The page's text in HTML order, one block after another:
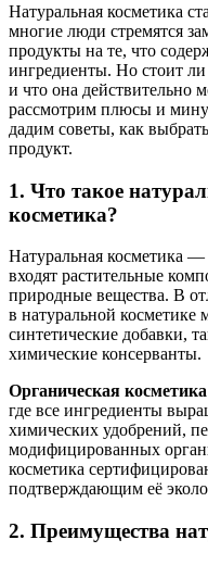
Натуральная косметика
многие люди стремятся
продукты на те, что
ингредиенты. Но стоит ли
и что она действительно
рассмотрим плюсы и
дадим советы, как
продукт.
1. Что такое
косметика?
Натуральная косметика —
входят растительные
природные вещества. В
в натуральной косметике
синтетические добавки,
химические консерванты.
Органическая косметика
где все ингредиенты
химических удобрений,
модифицированных
косметика
подтверждающим её
2. Преимущества